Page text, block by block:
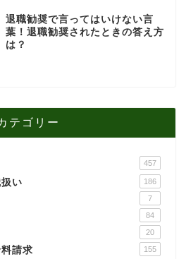
退職勧奨で言ってはいけない言
葉！退職勧奨されたときの答え方
は？
テゴリー
457
い 186
7
84
20
請求 155